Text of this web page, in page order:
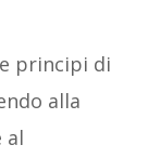
principi di
alla
al